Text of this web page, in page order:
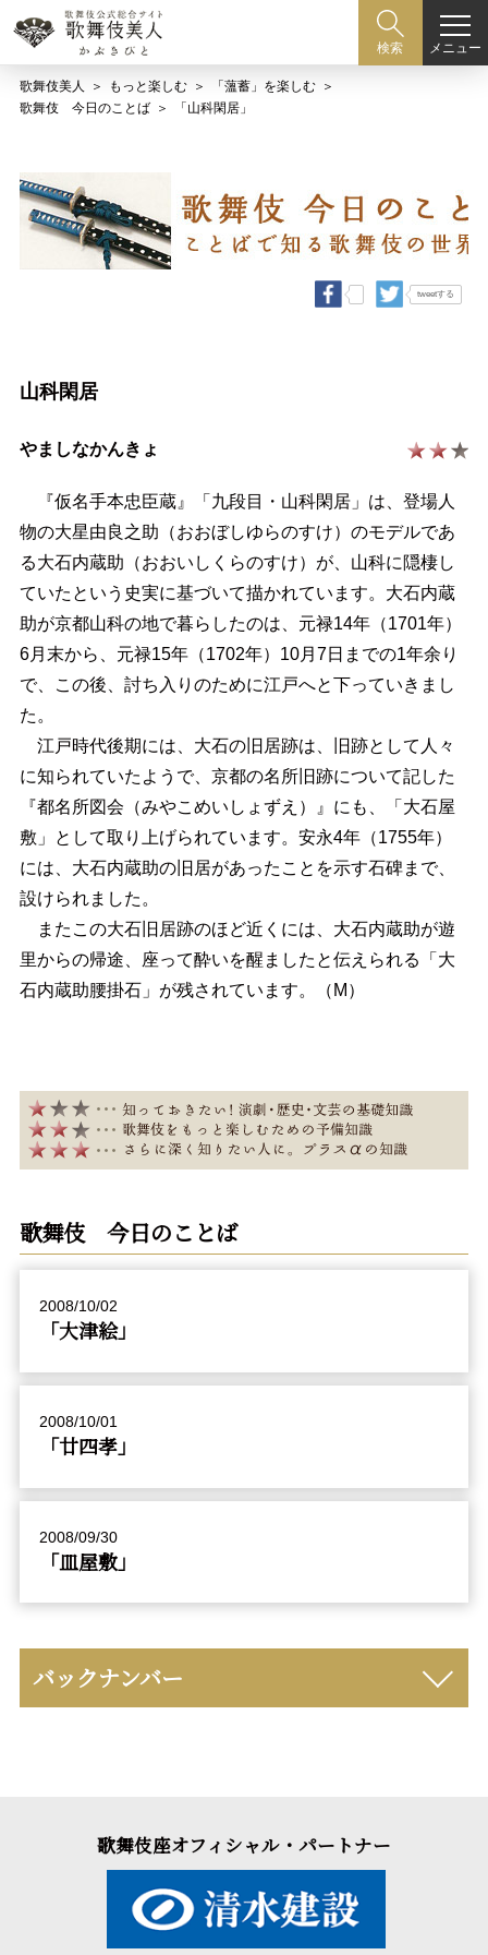
検索 メニュー
歌舞伎美人 もっと楽しむ
「薀蓄」を楽しむ
歌舞伎 今日のことば
「山科閑居」
tweetする
山科閑居
やましなかんきょ
『仮名手本忠臣蔵』「九段目・山科閑居」は、登場人
物の大星由良之助（おおぼしゆらのすけ）のモデルであ
る大石内蔵助（おおいしくらのすけ）が、山科に隠棲し
ていたという史実に基づいて描かれています。大石内蔵
助が京都山科の地で暮らしたのは、元禄14年（1701年）
6月末から、元禄15年（1702年）10月7日までの1年余り
で、この後、討ち入りのために江戸へと下っていきまし
た。
江戸時代後期には、大石の旧居跡は、旧跡として人々
に知られていたようで、京都の名所旧跡について記した
『都名所図会（みやこめいしょずえ）』にも、「大石屋
敷」として取り上げられています。安永4年（1755年）
には、大石内蔵助の旧居があったことを示す石碑まで、
設けられました。
またこの大石旧居跡のほど近くには、大石内蔵助が遊
里からの帰途、座って酔いを醒ましたと伝えられる「大
石内蔵助腰掛石」が残されています。（M）
歌舞伎 今日のことば
2008/10/02
「大津絵」
2008/10/01
「廿四孝」
2008/09/30
「皿屋敷」
バックナンバー
歌舞伎座オフィシャル・パートナー